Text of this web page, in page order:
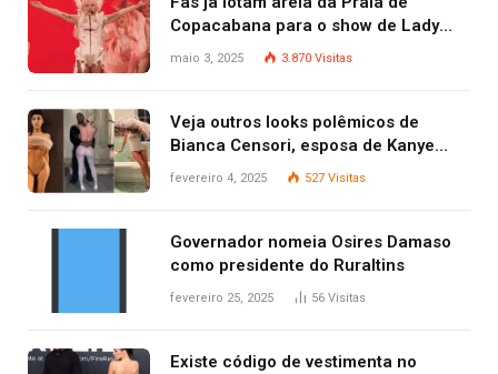
Copacabana para o show de Lady
Gaga
maio 3, 2025 3.870 Visitas
Veja outros looks polêmicos de
Bianca Censori, esposa de Kanye
West que apareceu nua no Grammy
fevereiro 4, 2025 527 Visitas
Governador nomeia Osires Damaso
como presidente do Ruraltins
fevereiro 25, 2025 56 Visitas
Existe código de vestimenta no